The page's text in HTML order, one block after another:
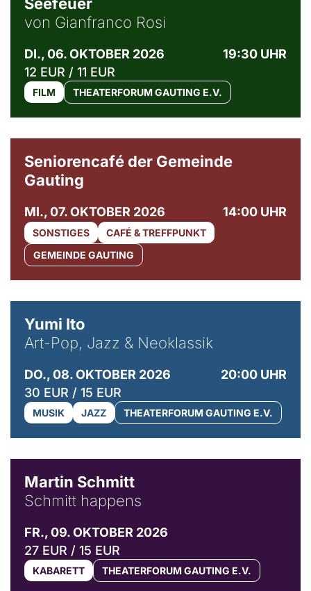
von Gianfranco Rosi
DI., 06. OKTOBER 2026
19:30 UHR
12 EUR / 11 EUR
FILM THEATERFORUM GAUTING E.V.
Seniorencafé der Gemeinde
Gauting
MI., 07. OKTOBER 2026 14:00 UHR
SONSTIGES
CAFÉ & TREFFPUNKT
GEMEINDE GAUTING
Yumi Ito
Art-Pop, Jazz & Neoklassik
DO., 08. OKTOBER 2026
20:00 UHR
30 EUR / 15 EUR
MUSIK JAZZ THEATERFORUM GAUTING E.V.
Martin Schmitt
Schmitt happens
FR., 09. OKTOBER 2026
27 EUR / 15 EUR
KABARETT THEATERFORUM GAUTING E.V.